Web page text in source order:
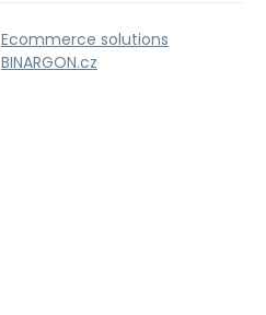
Ecommerce solutions
BINARGON.cz